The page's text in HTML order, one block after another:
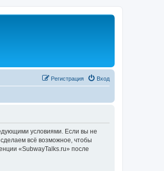
Вход
Регистрация
условиями. Если вы не
всё возможное, чтобы
«SubwayTalks.ru» после